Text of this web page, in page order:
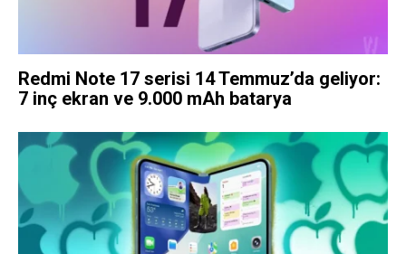
Redmi Note 17 serisi 14 Temmuz’da geliyor:
7 inç ekran ve 9.000 mAh batarya